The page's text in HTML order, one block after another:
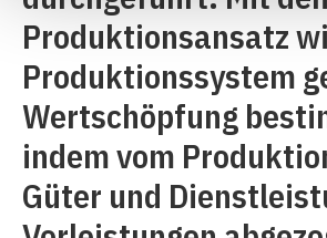
Produktionsansatz
Produktionssystem
Wertschöpfung
indem vom
Güter und